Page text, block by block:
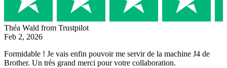
Théa Wald from Trustpilot
Feb 2, 2026
Formidable ! Je vais enfin pouvoir me servir de la machine J4 de
Brother. Un très grand merci pour votre collaboration.